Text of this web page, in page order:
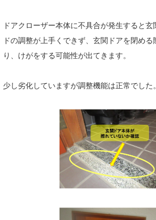
ドアクローザー本体に不具合が発生すると
ドの調整が上手くできず、玄関ドアを閉める
り、けがをする可能性が出てきます。
少し劣化していますが調整機能は正常でした。